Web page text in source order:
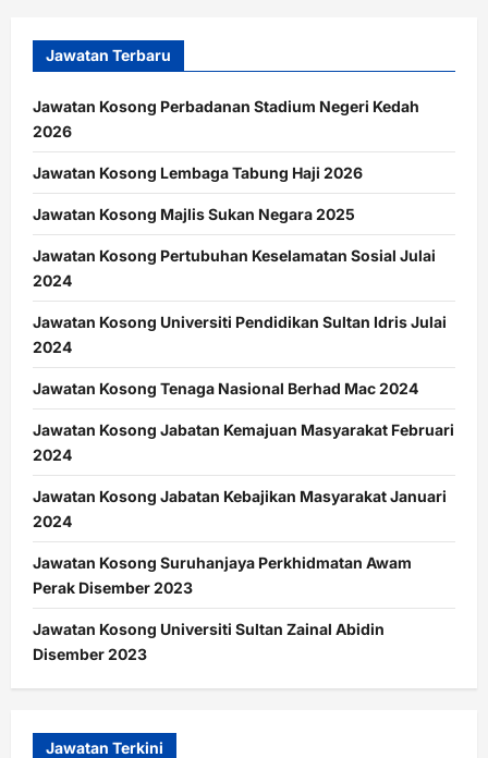
Jawatan Terbaru
Jawatan Kosong Perbadanan Stadium Negeri Kedah
2026
Jawatan Kosong Lembaga Tabung Haji 2026
Jawatan Kosong Majlis Sukan Negara 2025
Jawatan Kosong Pertubuhan Keselamatan Sosial Julai
2024
Jawatan Kosong Universiti Pendidikan Sultan Idris Julai
2024
Jawatan Kosong Tenaga Nasional Berhad Mac 2024
Jawatan Kosong Jabatan Kemajuan Masyarakat Februari
2024
Jawatan Kosong Jabatan Kebajikan Masyarakat Januari
2024
Jawatan Kosong Suruhanjaya Perkhidmatan Awam
Perak Disember 2023
Jawatan Kosong Universiti Sultan Zainal Abidin
Disember 2023
Jawatan Terkini